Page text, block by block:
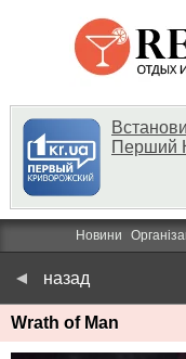
Перший
Новини
назад
Wrath of Man